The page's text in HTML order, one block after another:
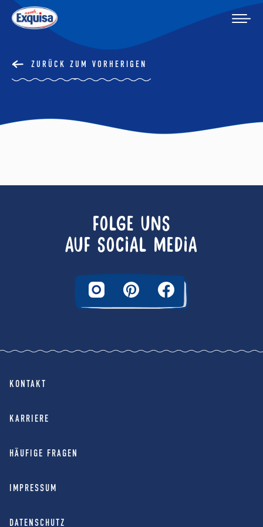
ZURÜCK ZUM VORHERIGEN
FOLGE UNS
AUF SOCIAL MEDIA
KONTAKT
KARRIERE
HÄUFIGE FRAGEN
IMPRESSUM
DATENSCHUTZ